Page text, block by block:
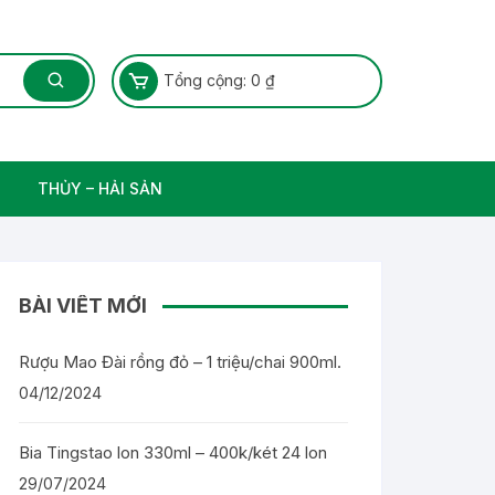
Tổng cộng: 0 ₫
THỦY – HẢI SẢN
BÀI VIẾT MỚI
Rượu Mao Đài rồng đỏ – 1 triệu/chai 900ml.
04/12/2024
Bia Tingstao lon 330ml – 400k/két 24 lon
29/07/2024